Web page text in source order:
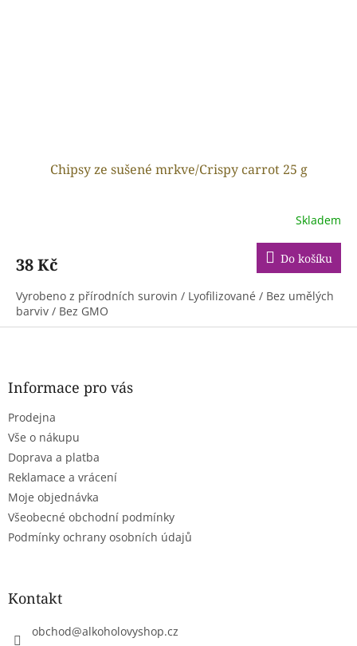
Chipsy ze sušené mrkve/Crispy carrot 25 g
Skladem
38 Kč Do košíku
Vyrobeno z přírodních surovin / Lyofilizované / Bez umělých
barviv / Bez GMO
Z
Informace pro vás
Prodejna
Vše o nákupu
Doprava a platba
Reklamace a vrácení
Moje objednávka
Všeobecné obchodní podmínky
Podmínky ochrany osobních údajů
Kontakt
obchod@alkoholovyshop.cz